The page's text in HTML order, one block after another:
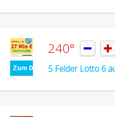
Zum Deal
240°  
5 Felder Lotto 6